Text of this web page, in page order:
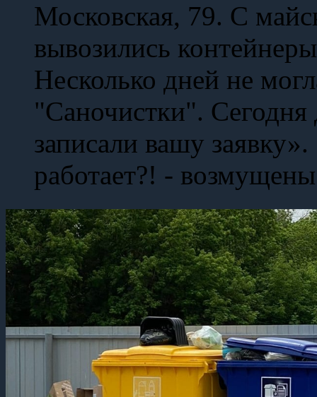
Московская, 79. С
вывозились
Несколько дней не
"Саночистки". Сегодня
записали вашу
работает?! -